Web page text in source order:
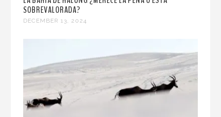
SOBREVALORADA?
DECEMBER 13, 2024